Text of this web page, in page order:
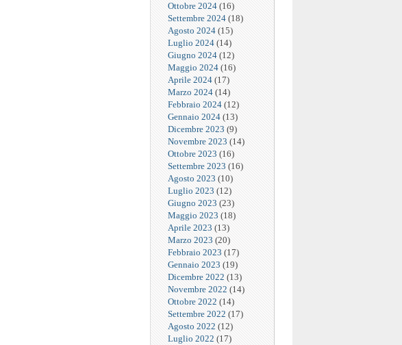
Ottobre 2024 (16)
Settembre 2024 (18)
Agosto 2024 (15)
Luglio 2024 (14)
Giugno 2024 (12)
Maggio 2024 (16)
Aprile 2024 (17)
Marzo 2024 (14)
Febbraio 2024 (12)
Gennaio 2024 (13)
Dicembre 2023 (9)
Novembre 2023 (14)
Ottobre 2023 (16)
Settembre 2023 (16)
Agosto 2023 (10)
Luglio 2023 (12)
Giugno 2023 (23)
Maggio 2023 (18)
Aprile 2023 (13)
Marzo 2023 (20)
Febbraio 2023 (17)
Gennaio 2023 (19)
Dicembre 2022 (13)
Novembre 2022 (14)
Ottobre 2022 (14)
Settembre 2022 (17)
Agosto 2022 (12)
Luglio 2022 (17)